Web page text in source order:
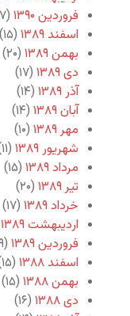
فروردین ۱۳۹۰
(۷)
اسفند ۱۳۸۹
(۱۵)
بهمن ۱۳۸۹
(۲۰)
دی ۱۳۸۹
(۱۷)
آذر ۱۳۸۹
(۱۴)
آبان ۱۳۸۹
(۱۴)
مهر ۱۳۸۹
(۱۰)
شهریور ۱۳۸۹
(۱۱)
مرداد ۱۳۸۹
(۱۵)
تیر ۱۳۸۹
(۲۰)
خرداد ۱۳۸۹
(۱۷)
اردیبهشت ۱۳۸۹
فروردین ۱۳۸۹
(۹)
اسفند ۱۳۸۸
(۱۵)
بهمن ۱۳۸۸
(۱۵)
دی ۱۳۸۸
(۱۶)